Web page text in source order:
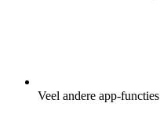
Veel andere app-functies